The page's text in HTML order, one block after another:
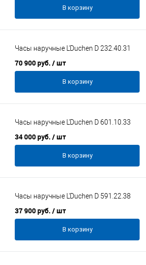
В корзину
Часы наручные L'Duchen D 232.40.31
70 900 руб. / шт
В корзину
Часы наручные L'Duchen D 601.10.33
34 000 руб. / шт
В корзину
Часы наручные L'Duchen D 591.22.38
37 900 руб. / шт
В корзину